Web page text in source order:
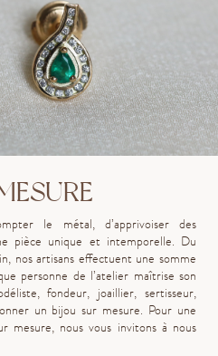
le métal, d’apprivoiser des
pièce unique et intemporelle. Du
nos artisans effectuent une somme
personne de l’atelier maîtrise son
fondeur, joaillier, sertisseur,
un bijou sur mesure. Pour une
mesure, nous vous invitons à nous